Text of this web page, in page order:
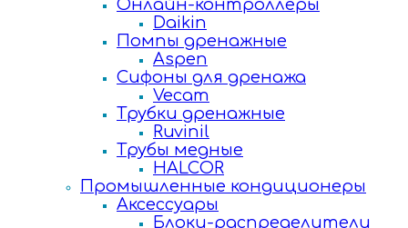
Онлайн-контроллеры
Daikin
Помпы дренажные
Aspen
Сифоны для дренажа
Vecam
Трубки дренажные
Ruvinil
Трубы медные
HALCOR
Промышленные кондиционеры
Аксессуары
Блоки-распределители